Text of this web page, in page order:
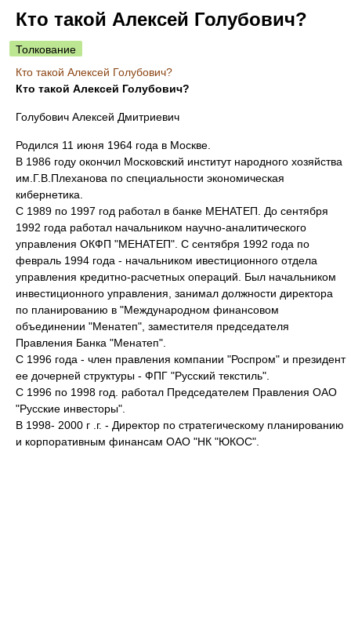
Кто такой Алексей Голубович?
Толкование
Кто такой Алексей Голубович?
Кто такой Алексей Голубович?
Голубович Алексей Дмитриевич
Родился 11 июня 1964 года в Москве.
В 1986 году окончил Московский институт народного хозяйства
им.Г.В.Плеханова по специальности экономическая
кибернетика.
С 1989 по 1997 год работал в банке МЕНАТЕП. До сентября
1992 года работал начальником научно-аналитического
управления ОКФП "МЕНАТЕП". С сентября 1992 года по
февраль 1994 года - начальником ивестиционного отдела
управления кредитно-расчетных операций. Был начальником
инвестиционного управления, занимал должности директора
по планированию в "Международном финансовом
объединении "Менатеп", заместителя председателя
Правления Банка "Менатеп".
С 1996 года - член правления компании "Роспром" и президент
ее дочерней структуры - ФПГ "Русский текстиль".
С 1996 по 1998 год. работал Председателем Правления ОАО
"Русские инвесторы".
В 1998- 2000 г .г. - Директор по стратегическому планированию
и корпоративным финансам ОАО "НК "ЮКОС".